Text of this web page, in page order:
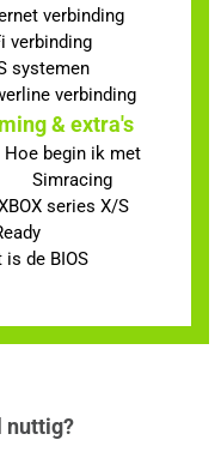
verbinding
verbinding
systemen
verbinding
& extra's
Hoe begin ik met
Simracing
series X/S
is de BIOS
nuttig?